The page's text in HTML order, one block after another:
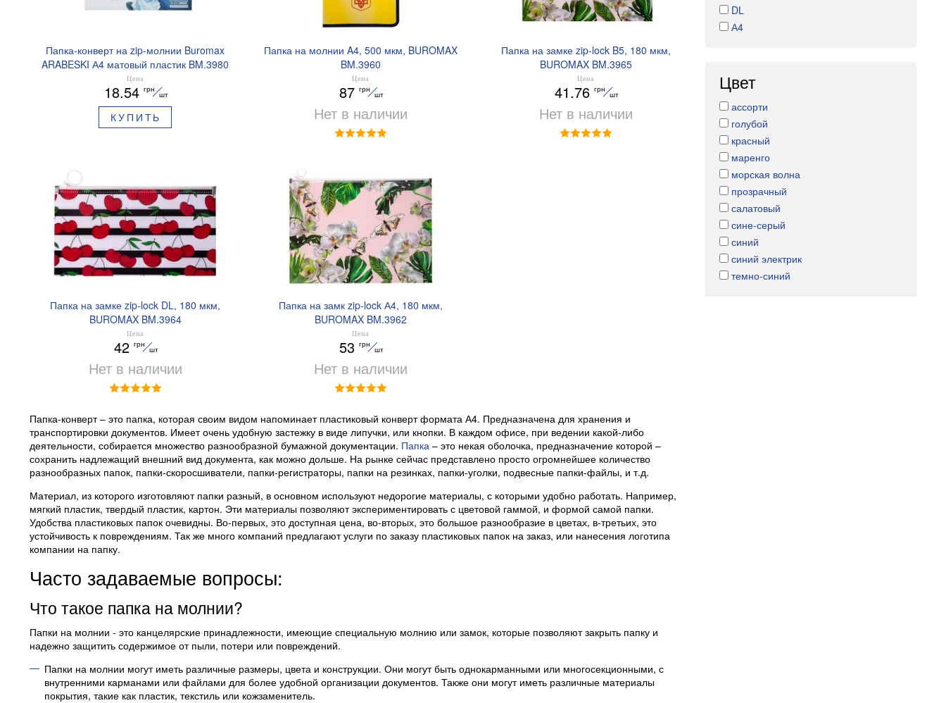
Папка-конверт на zip-молнии Buromax
ARABESKI А4 матовый пластик BM.3980
Цена
18.54 грн
шт
КУПИТЬ
Папка на молнии A4, 500 мкм, BUROMAX
BM.3960
Цена
87 грн
шт
Нет в наличии
Папка на замке zip-lock B5, 180 мкм,
BUROMAX BM.3965
Цена
41.76 грн
шт
Нет в наличии
Папка на замке zip-lock DL, 180 мкм,
BUROMAX BM.3964
Цена
42 грн
шт
Нет в наличии
Папка на замк zip-lock А4, 180 мкм,
BUROMAX BM.3962
Цена
53 грн
шт
Нет в наличии
Папка-конверт – это папка, которая своим видом напоминает пластиковый конверт формата А4. Предназначена для хранения и
транспортировки документов. Имеет очень удобную застежку в виде липучки, или кнопки. В каждом офисе, при ведении какой-либо
деятельности, собирается множество разнообразной бумажной документации. Папка – это некая оболочка, предназначение которой –
сохранить надлежащий внешний вид документа, как можно дольше. На рынке сейчас представлено просто огромнейшее количество
разнообразных папок, папки-скоросшиватели, папки-регистраторы, папки на резинках, папки-уголки, подвесные папки-файлы, и т.д.
Материал, из которого изготовляют папки разный, в основном используют недорогие материалы, с которыми удобно работать. Например,
мягкий пластик, твердый пластик, картон. Эти материалы позволяют экспериментировать с цветовой гаммой, и формой самой папки.
Удобства пластиковых папок очевидны. Во-первых, это доступная цена, во-вторых, это большое разнообразие в цветах, в-третьих, это
устойчивость к повреждениям. Так же много компаний предлагают услуги по заказу пластиковых папок на заказ, или нанесения логотипа
компании на папку.
Часто задаваемые вопросы:
Что такое папка на молнии?
Папки на молнии - это канцелярские принадлежности, имеющие специальную молнию или замок, которые позволяют закрыть папку и
надежно защитить содержимое от пыли, потери или повреждений.
Папки на молнии могут иметь различные размеры, цвета и конструкции. Они могут быть однокарманными или многосекционными, с
внутренними карманами или файлами для более удобной организации документов. Также они могут иметь различные материалы
покрытия, такие как пластик, текстиль или кожзаменитель.
DL
А4
Цвет
ассорти
голубой
красный
маренго
морская волна
прозрачный
салатовый
сине-серый
синий
синий электрик
темно-синий